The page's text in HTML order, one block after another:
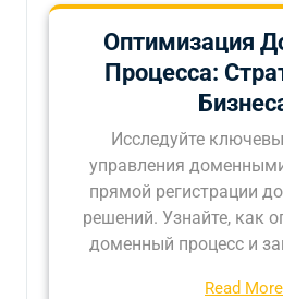
Оптимизация
Процесса:
Исследуйте
управления
прямой регистрации
решений. Узнайте, как
доменный процесс и
Read More